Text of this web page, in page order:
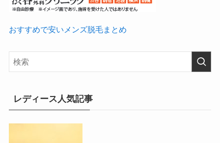
おすすめで安いメンズ脱毛まとめ
レディース人気記事